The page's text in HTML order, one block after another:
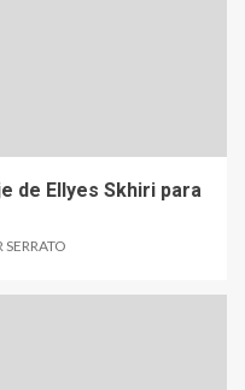
de Ellyes Skhiri para
SERRATO